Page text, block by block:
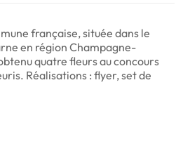
française, située dans le
en région Champagne-
quatre fleurs au concours
Réalisations : flyer, set de